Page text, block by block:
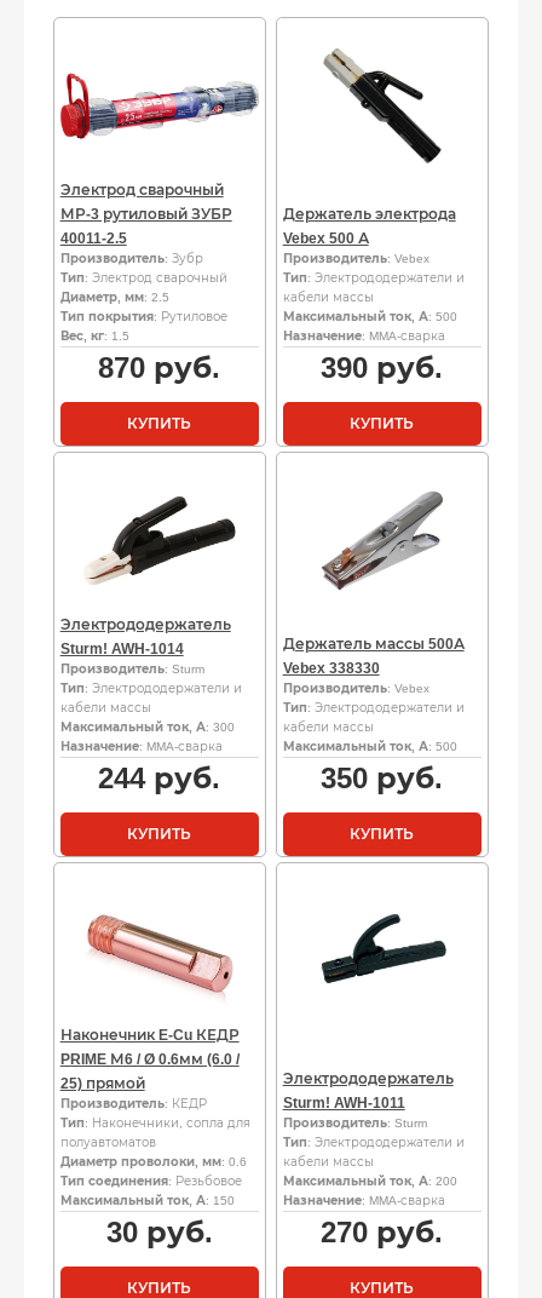
Электрод сварочный
МР-3 рутиловый ЗУБР
40011-2.5
Производитель: Зубр
Тип: Электрод сварочный
Диаметр, мм: 2.5
Тип покрытия: Рутиловое
Вес, кг: 1.5
870 руб.
КУПИТЬ
Держатель электрода
Vebex 500 А
Производитель: Vebex
Тип: Электрододержатели и
кабели массы
Максимальный ток, А: 500
Назначение: MMA-сварка
390 руб.
КУПИТЬ
Электрододержатель
Sturm! AWH-1014
Производитель: Sturm
Тип: Электрододержатели и
кабели массы
Максимальный ток, А: 300
Назначение: MMA-сварка
244руб.
КУПИТЬ
Держатель массы 500А
Vebex 338330
Производитель: Vebex
Тип: Электрододержатели и
кабели массы
Максимальный ток, А: 500
350 руб.
КУПИТЬ
Наконечник E-Cu КЕДР
PRIME М6 / Ø 0.6мм (6.0 /
25) прямой
Производитель: КЕДР
Тип: Наконечники, сопла для
полуавтоматов
Диаметр проволоки, мм: 0.6
Тип соединения: Резьбовое
Максимальный ток, А: 150
30руб.
КУПИТЬ
Электрододержатель
Sturm! AWH-1011
Производитель: Sturm
Тип: Электрододержатели и
кабели массы
Максимальный ток, А: 200
Назначение: MMA-сварка
270 руб.
КУПИТЬ